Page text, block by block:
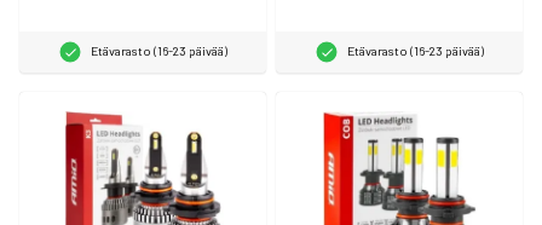
Etävarasto (16-23 päivää) Etävarasto (16-23 päivää)